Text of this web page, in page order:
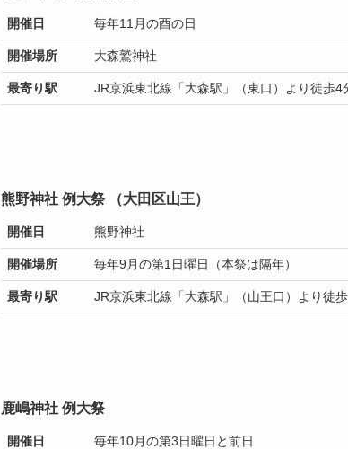
開催日 毎年11月の酉の日
開催場所 大森鷲神社
最寄り駅 JR京浜東北線「大森駅」（東口）より徒歩4
熊野神社 例大祭 （大田区山王）
開催日 熊野神社
開催場所 毎年9月の第1日曜日（本祭は隔年）
最寄り駅 JR京浜東北線「大森駅」（山王口）より徒
鹿嶋神社 例大祭
開催日 毎年10月の第3日曜日と前日